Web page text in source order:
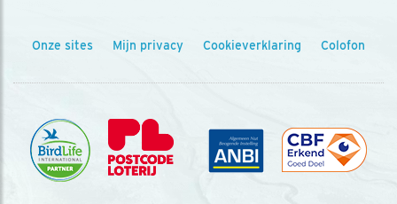
Onze sites Mijn privacy Cookieverklaring Colofon